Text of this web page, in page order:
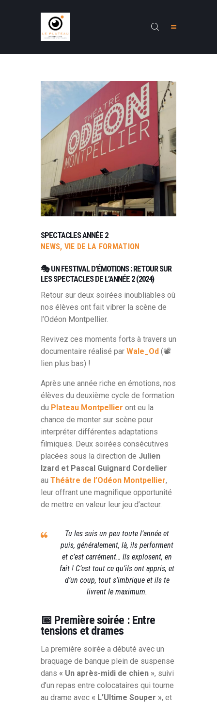
PRÉSENTATION
FORMATIONS
RENARDS
CONTACTS
NEWS
INSCRIPTION
SPECTACLES ANNÉE 2
NEWS, VIE DE LA FORMATION
🎭 UN FESTIVAL D’ÉMOTIONS : RETOUR SUR
LES SPECTACLES DE L’ANNÉE 2 (2024)
Retour sur deux soirées inoubliables où
nos élèves ont fait vibrer la scène de
l’Odéon Montpellier.
Revivez ces moments forts à travers un
documentaire réalisé par Wale_Od (📽️
lien plus bas) !
Après une année riche en émotions, nos
élèves du deuxième cycle de formation
du Plateau Montpellier ont eu la
chance de monter sur scène pour
interpréter différentes adaptations
filmiques. Deux soirées consécutives
placées sous la direction de Julien
Izard et Pascal Guignard Cordelier
au Théâtre de l’Odéon Montpellier,
leur offrant une magnifique opportunité
de mettre en valeur leur jeu d’acteur.
Tu les suis un peu toute l’année et
puis, généralement, là, ils performent
et c’est carrément… Ils explosent, en
fait ! C’est tout ce qu’ils ont appris, et
d’un coup, tout s’imbrique et ils te
livrent le maximum.
📅 Première soirée : Entre
tensions et drames
La première soirée a débuté avec un
braquage de banque plein de suspense
dans « Un après-midi de chien », suivi
d’un repas entre colocataires qui tourne
au drame avec « L’Ultime Souper », et